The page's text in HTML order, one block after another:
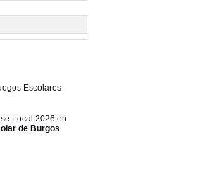
Escolares
Local 2026 en
de Burgos